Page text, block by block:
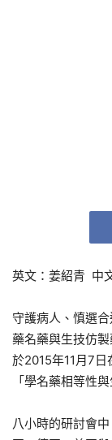
英文：姜紹青 中
守護病人、慎選
藥名藥與生技仿
於2015年11月7
「學名藥相等性
八小時的研討會